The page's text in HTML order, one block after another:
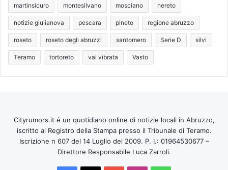
martinsicuro montesilvano mosciano nereto
notizie giulianova pescara pineto regione abruzzo
roseto roseto degli abruzzi santomero Serie D silvi
Teramo tortoreto val vibrata Vasto
Cityrumors.it é un quotidiano online di notizie locali in Abruzzo,
iscritto al Registro della Stampa presso il Tribunale di Teramo.
Iscrizione n 607 del 14 Luglio del 2009. P. I.: 01964530677 –
Direttore Responsabile Luca Zarroli.